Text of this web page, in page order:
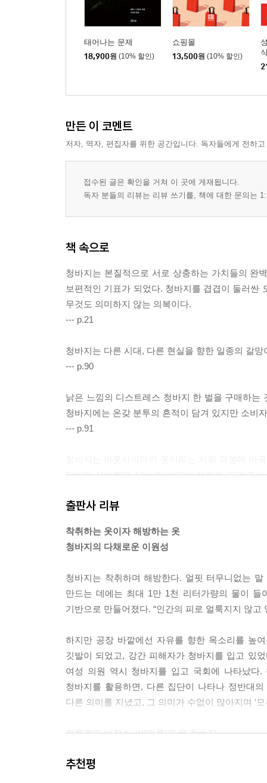
태어나는 문제
18,900원 (10% 할인)
쇼핑몰
13,500원 (10% 할인)
만든 이 코멘트
저자, 역자, 편집자를 위한 공간입니다. 독자들에게 전하
접수된 글은 확인을 거쳐 이 곳에 게재됩니다.
독자 분들의 리뷰는 리뷰 쓰기를, 책에 대한 문의는
책 속으로
청바지는 본질적으로 서로 상충하는 가치들의 완
보편적인 기표가 되었다. 청바지를 겹겹이 둘러싼
무것도 의미하지 않는 의복이다.
--- p.21
청바지는 다른 시대, 다른 현실을 향한 일종의 갈
--- p.90
낡은 느낌의 디스트레스 청바지 한 벌을 구매하
청바지에는 온갖 분투의 흔적이 담겨 있지만 소비
--- p.91
당당히 선언했다. 나는 이 체제에 저항해. 그리고
그러나 이러한 디테일에는 자기주장과 비난, 사
일은 하나의 세계관을 품고 있다. 가장 사소한 특
청바지 스타일은 그들이 소중히 여기는 믿음과
사회에 섞이고 싶은 사람들과 눈에 띄고 싶은 사
--- p.127~128
청바지는 노동계급과 부유층, 하이패션과 로우패
관계는 여전히 복잡하다. 여성용 디자인과 남성
범을 뒷받침한다는 것이다.
--- p.131~132
여 명이 참여하는 연례행사가 되었다. 데님 데이
출판사 리뷰
착취하는 옷이자 해방하는 옷
청바지의 다채로운 이원성
청바지는 착취하며 해방한다. 얼핏 터무니없는
만드는 데에는 최대 1만 1천 리터가량의 물이
기반으로 만들어졌다. “인간의 피로 얼룩지지 않
하지만 공장 바깥에선 자유를 향한 목소리를 높
깃발이 되었고, 강간 피해자가 청바지를 입고 있
여성 의원 역시 청바지를 입고 국회에 나타났다
청바지를 활용하면, 다른 집단이 나타나 정반대
다른 의미를 지녔고, 그 의미가 수없이 많아지며 ‘
의류계의 비장소, ‘비의류’가 된 청바지
추천평